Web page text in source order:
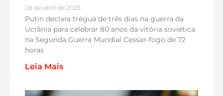
28 de abril de 2025
Putin declara trégua de três dias na guerra da
Ucrânia para celebrar 80 anos da vitória soviética
na Segunda Guerra Mundial Cessar-fogo de 72
horas
Leia Mais